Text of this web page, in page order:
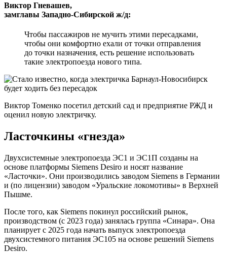
Виктор Гневашев,
замглавы Западно-Сибирской ж/д:
Чтобы пассажиров не мучить этими пересадками,
чтобы они комфортно ехали от точки отправления
до точки назначения, есть решение использовать
такие электропоезда нового типа.
Виктор Томенко посетил детский сад и предприятие РЖД и
оценил новую электричку.
Ласточкины «гнезда»
Двухсистемные электропоезда ЭС1 и ЭС1П созданы на
основе платформы Siemens Desiro и носят название
«Ласточки». Они производились заводом Siemens в Германии
и (по лицензии) заводом «Уральские локомотивы» в Верхней
Пышме.
После того, как Siemens покинул российский рынок,
производством (с 2023 года) занялась группа «Синара». Она
планирует с 2025 года начать выпуск электропоезда
двухсистемного питания ЭС105 на основе решений Siemens
Desiro.